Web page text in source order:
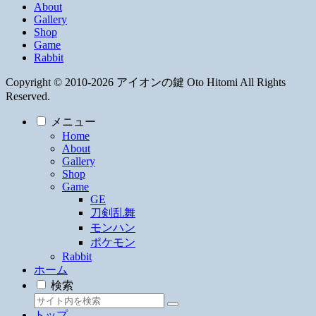
About
Gallery
Shop
Game
Rabbit
Copyright © 2010-2026 アイオンの鍵 Oto Hitomi All Rights
Reserved.
メニュー
Home
About
Gallery
Shop
Game
GE
刀剣乱舞
モンハン
ポケモン
Rabbit
ホーム
検索